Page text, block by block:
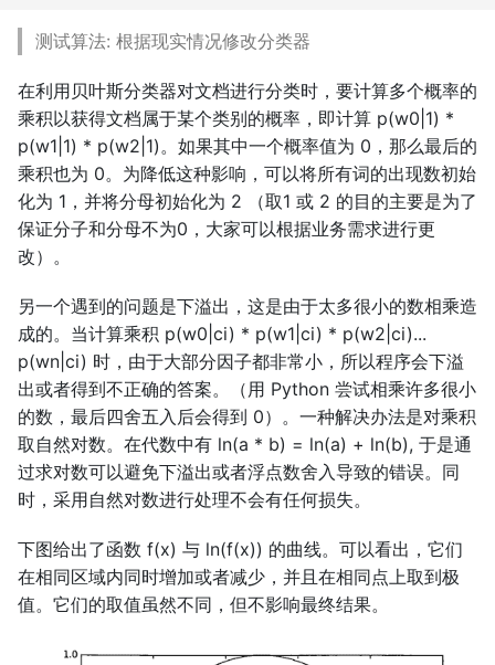
测试算法: 根据现实情况修改分类器
在利用贝叶斯分类器对文档进行分类时，要计算多个概率的
乘积以获得文档属于某个类别的概率，即计算 p(w0|1) *
p(w1|1) * p(w2|1)。如果其中一个概率值为 0，那么最后的
乘积也为 0。为降低这种影响，可以将所有词的出现数初始
化为 1，并将分母初始化为 2 （取1 或 2 的目的主要是为了
保证分子和分母不为0，大家可以根据业务需求进行更
改）。
另一个遇到的问题是下溢出，这是由于太多很小的数相乘造
成的。当计算乘积 p(w0|ci) * p(w1|ci) * p(w2|ci)...
p(wn|ci) 时，由于大部分因子都非常小，所以程序会下溢
出或者得到不正确的答案。（用 Python 尝试相乘许多很小
的数，最后四舍五入后会得到 0）。一种解决办法是对乘积
取自然对数。在代数中有 ln(a * b) = ln(a) + ln(b), 于是通
过求对数可以避免下溢出或者浮点数舍入导致的错误。同
时，采用自然对数进行处理不会有任何损失。
下图给出了函数 f(x) 与 ln(f(x)) 的曲线。可以看出，它们
在相同区域内同时增加或者减少，并且在相同点上取到极
值。它们的取值虽然不同，但不影响最终结果。